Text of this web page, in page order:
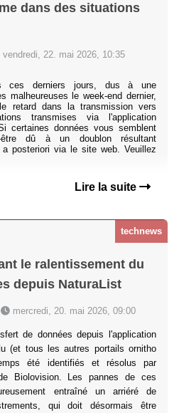
dans des situations
vendredi, 22. mai 2026, 10:35
ces derniers jours, dus à une
malheureuses le week-end dernier,
retard dans la transmission vers
transmises via l'application
certaines données vous semblent
dû à un doublon résultant
a posteriori via le site web. Veuillez
Lire la suite
technews
le ralentissement du
depuis NaturaList
mercredi, 20. mai 2026, 09:00
de données depuis l'application
(et tous les autres portails ornitho
été identifiés et résolus par
Biolovision. Les pannes de ces
entraîné un arriéré de
qui doit désormais être